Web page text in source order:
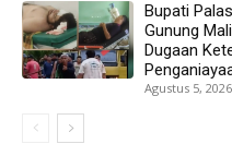
Bupati
Gunung
Dugaan
Agustus 5, 2026